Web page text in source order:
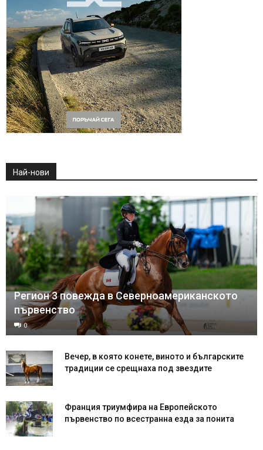
Най-нови
Регион 3 повежда в Северноамериканското
първенство
0
Вечер, в която конете, виното и българските
традиции се срещнаха под звездите
Франция триумфира на Европейското
първенство по всестранна езда за понита